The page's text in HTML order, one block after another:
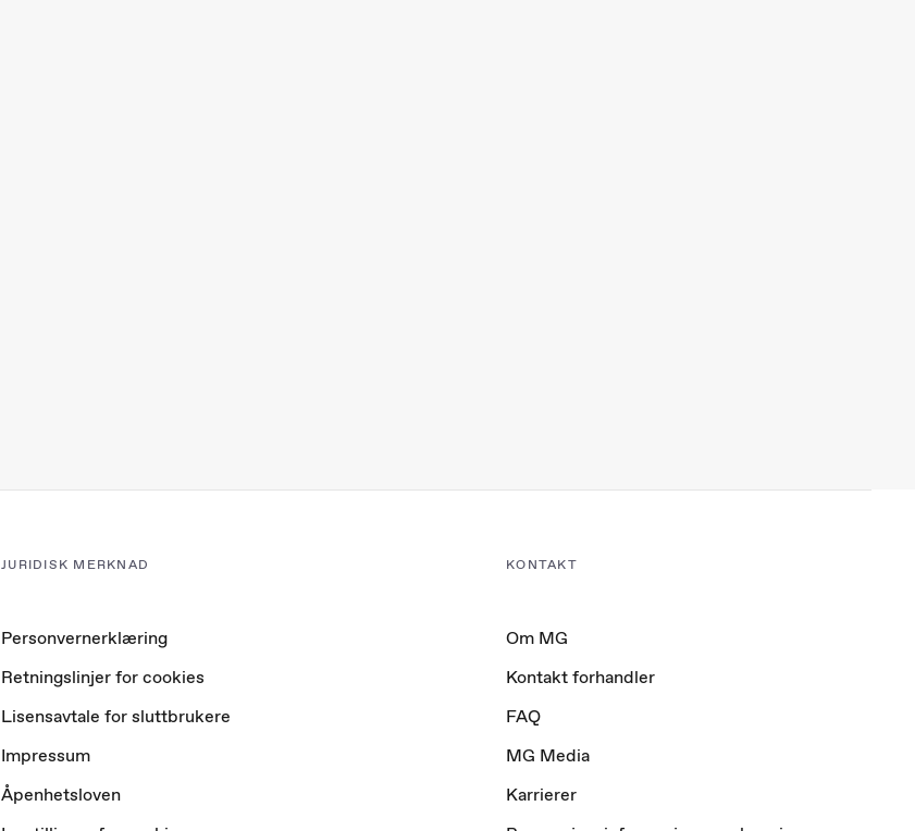
JURIDISK MERKNAD
Personvernerklæring
Retningslinjer for cookies
Lisensavtale for sluttbrukere
Impressum
Åpenhetsloven
KONTAKT
Om MG
Kontakt forhandler
FAQ
MG Media
Karrierer